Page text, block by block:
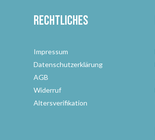
Rechtliches
Impressum
Datenschutzerklärung
AGB
Widerruf
Altersverifikation